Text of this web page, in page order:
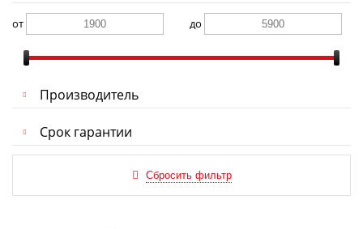
от до
Производитель
Срок гарантии